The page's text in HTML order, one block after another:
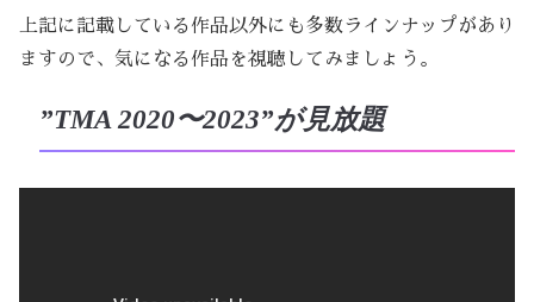
上記に記載している作品以外にも多数ラインナップがあり
ますので、気になる作品を視聴してみましょう。
”TMA 2020〜2023”が見放題